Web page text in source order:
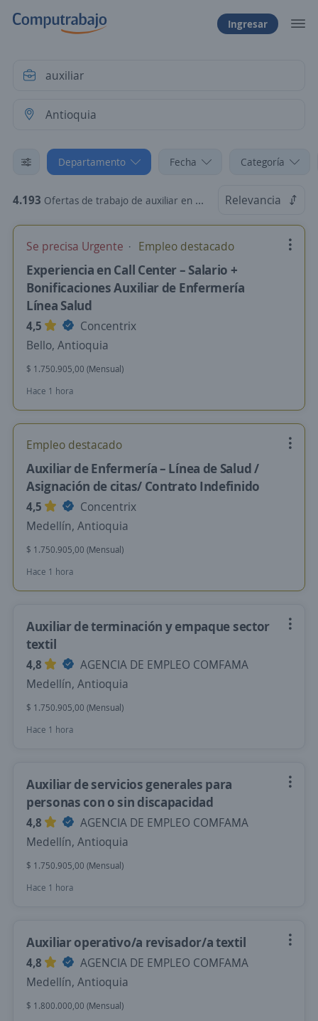
Ingresar
Departamento Fecha Categoría
4.193 Ofertas de trabajo de auxiliar en Antioquia Relevancia
Se precisa Urgente Empleo destacado
Experiencia en Call Center – Salario +
Bonificaciones Auxiliar de Enfermería
Línea Salud
4,5
Concentrix
Bello, Antioquia
$ 1.750.905,00 (Mensual)
Hace 1 hora
Empleo destacado
Auxiliar de Enfermería – Línea de Salud /
Asignación de citas/ Contrato Indefinido
4,5
Concentrix
Medellín, Antioquia
$ 1.750.905,00 (Mensual)
Hace 1 hora
Auxiliar de terminación y empaque sector
textil
4,8
AGENCIA DE EMPLEO COMFAMA
Medellín, Antioquia
$ 1.750.905,00 (Mensual)
Hace 1 hora
Auxiliar de servicios generales para
personas con o sin discapacidad
4,8
AGENCIA DE EMPLEO COMFAMA
Medellín, Antioquia
$ 1.750.905,00 (Mensual)
Hace 1 hora
Auxiliar operativo/a revisador/a textil
4,8
AGENCIA DE EMPLEO COMFAMA
Medellín, Antioquia
$ 1.800.000,00 (Mensual)